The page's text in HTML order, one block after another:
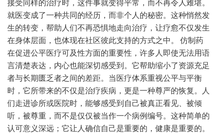
接受同样的治疗时，这件事就变得平常，而不再令人难堪。
就医变成了一种共同的经历，而非个人的秘密。这种悄然发
生的转变，帮助人们不再恐惧地走向治疗，让疗愈不仅发生
在身体层面，也体现在社区彼此支持的方式之中。 仿制药
在促进公平医疗可及性方面的重要性，许多人即使无法用语
言清楚表达，内心也能深切感受到。它帮助缩小了资源充足
者与长期匮乏者之间的差距。当医疗体系重视公平与平衡
时，它所带来的不仅是治疗疾病，更是一种尊严的恢复。人
们走进诊所或医院时，能够感受到自己被真正看见、被倾
听，被尊重，而不是仅仅被当作一个病例编号。这种简单的
认可意义深远；它让人确信自己是重要的，健康是重要的。